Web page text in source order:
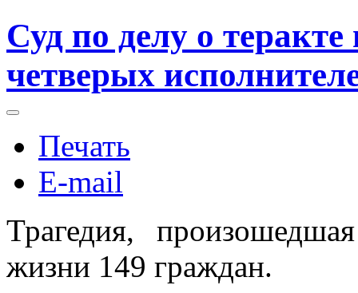
Суд по делу о
четверых
Печать
E-mail
Трагедия,
жизни 149 граждан.